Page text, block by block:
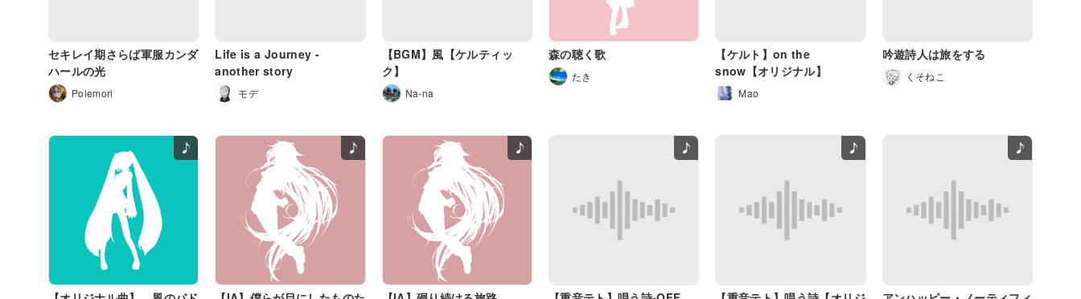
セキレイ期さらば軍服カンダ
ハールの光
Polemori
Life is a Journey -
another story
モデ
【BGM】風【ケルティッ
ク】
Na-na
森の聴く歌
たき
【ケルト】on the
snow【オリジナル】
Mao
吟遊詩人は旅をする
くそねこ